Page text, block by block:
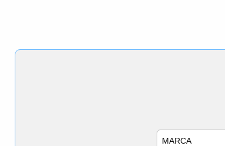
Marca